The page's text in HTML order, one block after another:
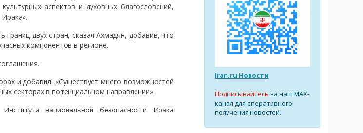
аспектов и духовных благословений,
границ двух стран, сказал Ахмадян, добавив, что
компонентов в регионе.
и добавил: «Существует много возможностей
секторах в потенциальном направлении».
национальной безопасности Ирака
Iran.ru Новости
Подписывайтесь на наш MAX-
канал для оперативного
получения новостей.